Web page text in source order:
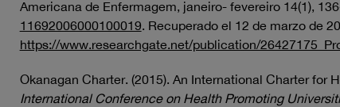
Americana de Enfermagem, janeiro- fevereiro 14(1),
11692006000100019. Recuperado el 12 de marzo de
https://www.researchgate.net/publication/
Okanagan Charter. (2015). An International Charter for
International Conference on Health Promoting